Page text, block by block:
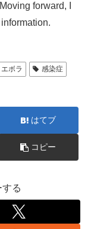
forward, I
エボラ 感染症
はてブ
コピー
る